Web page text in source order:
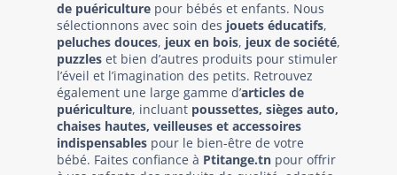
de puériculture pour bébés et enfants. Nous
sélectionnons avec soin des jouets éducatifs,
peluches douces, jeux en bois, jeux de société,
puzzles et bien d’autres produits pour stimuler
l’éveil et l’imagination des petits. Retrouvez
également une large gamme d’articles de
puériculture, incluant poussettes, sièges auto,
chaises hautes, veilleuses et accessoires
indispensables pour le bien-être de votre
bébé. Faites confiance à Ptitange.tn pour offrir